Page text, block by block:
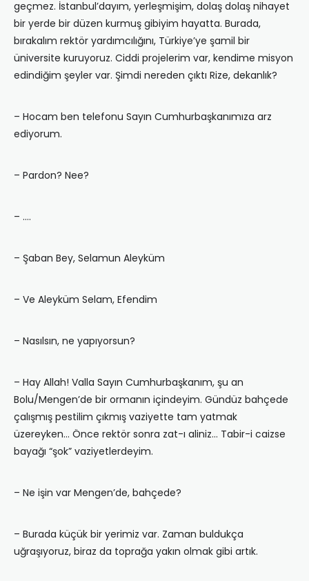
geçmez. İstanbul’dayım, yerleşmişim, dolaş dolaş nihayet
bir yerde bir düzen kurmuş gibiyim hayatta. Burada,
bırakalım rektör yardımcılığını, Türkiye’ye şamil bir
üniversite kuruyoruz. Ciddi projelerim var, kendime misyon
edindiğim şeyler var. Şimdi nereden çıktı Rize, dekanlık?
– Hocam ben telefonu Sayın Cumhurbaşkanımıza arz
ediyorum.
– Pardon? Nee?
– ….
– Şaban Bey, Selamun Aleyküm
– Ve Aleyküm Selam, Efendim
– Nasılsın, ne yapıyorsun?
– Hay Allah! Valla Sayın Cumhurbaşkanım, şu an
Bolu/Mengen’de bir ormanın içindeyim. Gündüz bahçede
çalışmış pestilim çıkmış vaziyette tam yatmak
üzereyken… Önce rektör sonra zat-ı aliniz… Tabir-i caizse
bayağı “şok” vaziyetlerdeyim.
– Ne işin var Mengen’de, bahçede?
– Burada küçük bir yerimiz var. Zaman buldukça
uğraşıyoruz, biraz da toprağa yakın olmak gibi artık.